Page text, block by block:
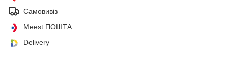
Самовивіз
Meest ПОШТА
Delivery